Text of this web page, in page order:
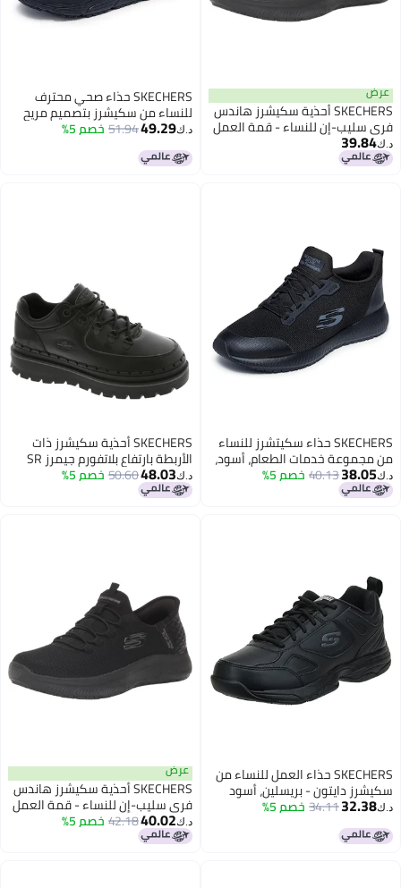
عرض
SKECHERS أحذية سكيشرز هاندس
فري سليب-إن للنساء - قمة العمل
SR- إنسلي بلاك
د.ك‏39.84
SKECHERS حذاء صحي محترف
للنساء من سكيشرز بتصميم مريح
مع تقنية ماكس كوشنينغ وسطح
خارجي مقاوم للانزلاق، أسود، 10
د.ك‏49.29
51.94خصم 5%
SKECHERS حذاء سكيتشرز للنساء
من مجموعة خدمات الطعام، أسود،
9.5
د.ك‏38.05
40.13خصم 5%
SKECHERS أحذية سكيشرز ذات
الأربطة بارتفاع بلاتفورم جيمرز SR
زيسي أسود
د.ك‏48.03
50.60خصم 5%
SKECHERS حذاء العمل للنساء من
سكيشرز دايتون - بريسلين، أسود
صناعي/جلد، 9.5 US
د.ك‏32.38
34.11خصم 5%
عرض
SKECHERS أحذية سكيشرز هاندس
فري سليب-إن للنساء - قمة العمل
SR- إنسلي بلاك
د.ك‏40.02
42.18خصم 5%